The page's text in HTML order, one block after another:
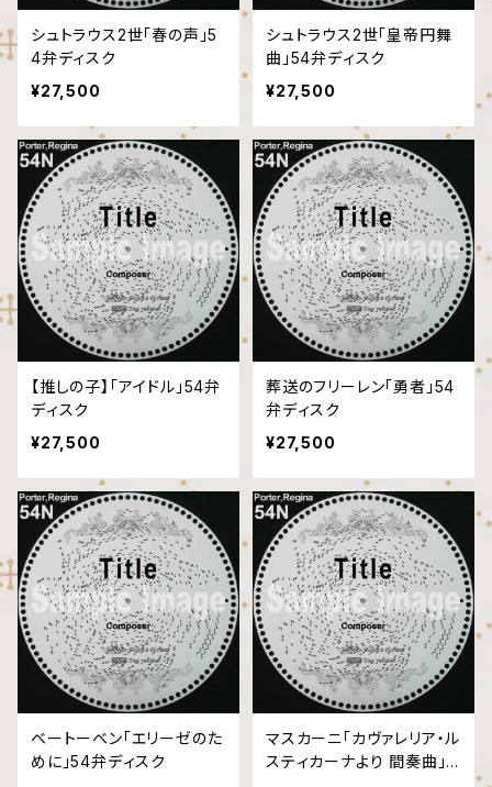
シュトラウス2世「春の声」5
4弁ディスク
¥27,500
シュトラウス2世「皇帝円舞
曲」54弁ディスク
¥27,500
【推しの子】「アイドル」54弁
ディスク
¥27,500
葬送のフリーレン「勇者」54
弁ディスク
¥27,500
ベートーベン「エリーゼのた
めに」54弁ディスク
マスカーニ「カヴァレリア・ル
スティカーナより 間奏曲」5